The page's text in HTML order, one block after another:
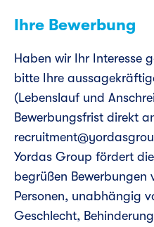
Ihre Bewerbung
Haben wir Ihr Interesse
bitte Ihre
(Lebenslauf und
Bewerbungsfrist direkt
Yordas Group fördert
begrüßen
Personen, unabhängig
Geschlecht,